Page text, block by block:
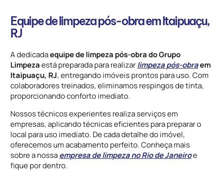
Equipe de limpeza pós-obra em Itaipuaçu,
RJ
A dedicadaequipe de limpeza pós-obra do Grupo
Limpezaestá preparada para realizarlimpeza pós-obraem
Itaipuaçu, RJ, entregando imóveis prontos para uso. Com
colaboradores treinados, eliminamos respingos de tinta,
proporcionando conforto imediato.
Nossos técnicos experientes realiza serviços em
empresas, aplicando técnicas eficientes para preparar o
local para uso imediato. De cada detalhe do imóvel,
oferecemos um acabamento perfeito. Conheça mais
sobre a nossaempresa de limpeza no Rio de Janeiroe
fique por dentro.